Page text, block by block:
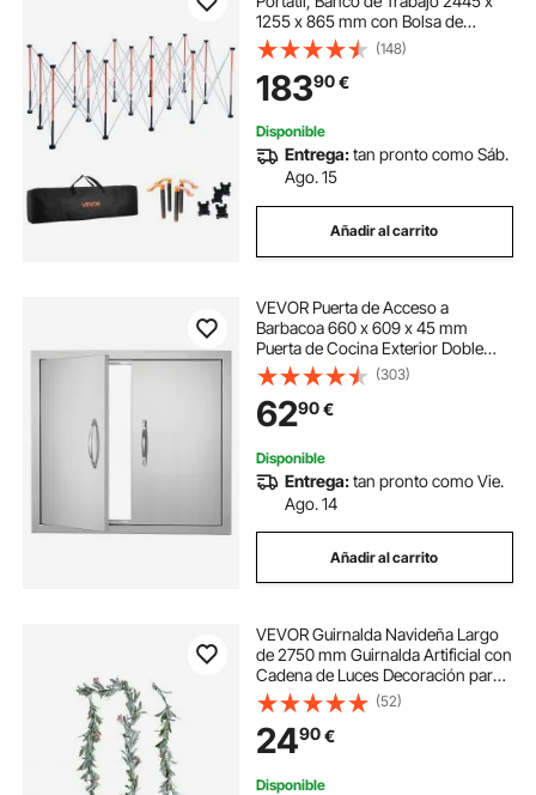
1255 x 865 mm con Bolsa de
Almacenamiento (Tablero no
Incluido), Capacidad de Peso de
2724 kg para Garaje, Taller y
Exterior
(148)
18390€
Disponible
Entrega:tan pronto como Sáb.
Ago. 15
Añadir al carrito
VEVOR Puerta de Acceso a
Barbacoa 660 x 609 x 45 mm
Puerta de Cocina Exterior Doble
Puerta Empotrada de Acero
Inoxidable con Manija para Isla de
Barbacoa, Estación de Parrilla,
Armario Exterior
(303)
6290€
Disponible
Entrega:tan pronto como Vie.
Ago. 14
Añadir al carrito
VEVOR Guirnalda Navideña Largo
de 2750 mm Guirnalda Artificial con
Cadena de Luces Decoración para
Navidad con Bayas Rojas y Hojas
de Olivo, Corona para Escalera,
Chimenea, Puerta, Barandilla
(52)
2490€
Disponible